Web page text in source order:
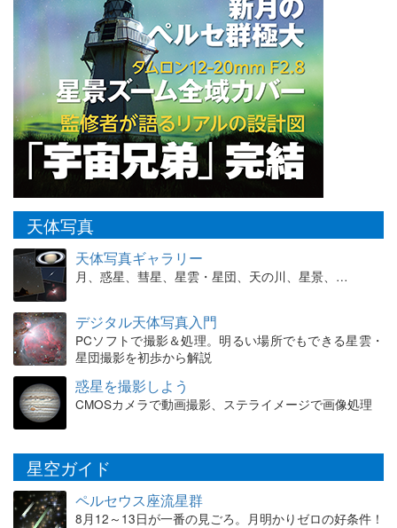
天体写真
天体写真ギャラリー
月、惑星、彗星、星雲・星団、天の川、星景、…
デジタル天体写真入門
PCソフトで撮影＆処理。明るい場所でもできる星雲・
星団撮影を初歩から解説
惑星を撮影しよう
CMOSカメラで動画撮影、ステライメージで画像処理
星空ガイド
ペルセウス座流星群
8月12～13日が一番の見ごろ。月明かりゼロの好条件！